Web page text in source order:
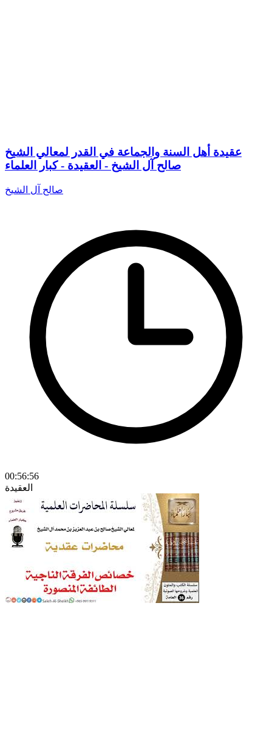
عقيدة أهل السنة والجماعة في القدر لمعالي الشيخ
صالح آل الشيخ - العقيدة - كبار العلماء
صالح آل الشيخ
00:56:56
العقيدة